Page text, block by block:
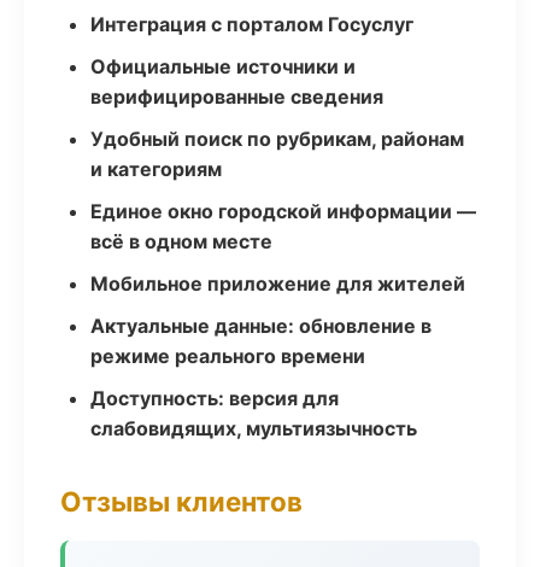
Интеграция с порталом Госуслуг
Официальные источники и
верифицированные сведения
Удобный поиск по рубрикам, районам
и категориям
Единое окно городской информации —
всё в одном месте
Мобильное приложение для жителей
Актуальные данные: обновление в
режиме реального времени
Доступность: версия для
слабовидящих, мультиязычность
Отзывы клиентов